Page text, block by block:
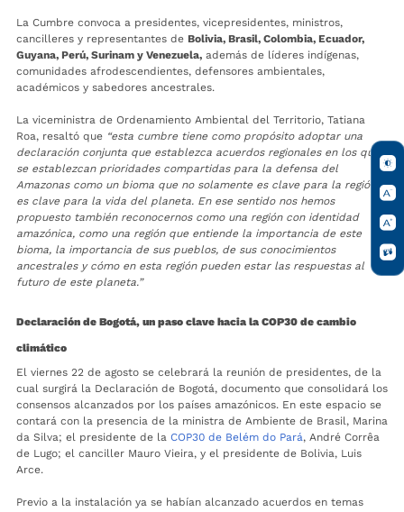
La Cumbre convoca a presidentes, vicepresidentes, ministros,
cancilleres y representantes de Bolivia, Brasil, Colombia, Ecuador,
Guyana, Perú, Surinam y Venezuela, además de líderes indígenas,
comunidades afrodescendientes, defensores ambientales,
académicos y sabedores ancestrales.
La viceministra de Ordenamiento Ambiental del Territorio, Tatiana
Roa, resaltó que “esta cumbre tiene como propósito adoptar una
declaración conjunta que establezca acuerdos regionales en los que
se establezcan prioridades compartidas para la defensa del
Amazonas como un bioma que no solamente es clave para la región,
es clave para la vida del planeta. En ese sentido nos hemos
propuesto también reconocernos como una región con identidad
amazónica, como una región que entiende la importancia de este
bioma, la importancia de sus pueblos, de sus conocimientos
ancestrales y cómo en esta región pueden estar las respuestas al
futuro de este planeta.”
Declaración de Bogotá, un paso clave hacia la COP30 de cambio
climático
El viernes 22 de agosto se celebrará la reunión de presidentes, de la
cual surgirá la Declaración de Bogotá, documento que consolidará los
consensos alcanzados por los países amazónicos. En este espacio se
contará con la presencia de la ministra de Ambiente de Brasil, Marina
da Silva; el presidente de la COP30 de Belém do Pará, André Corrêa
de Lugo; el canciller Mauro Vieira, y el presidente de Bolivia, Luis
Arce.
Previo a la instalación ya se habían alcanzado acuerdos en temas